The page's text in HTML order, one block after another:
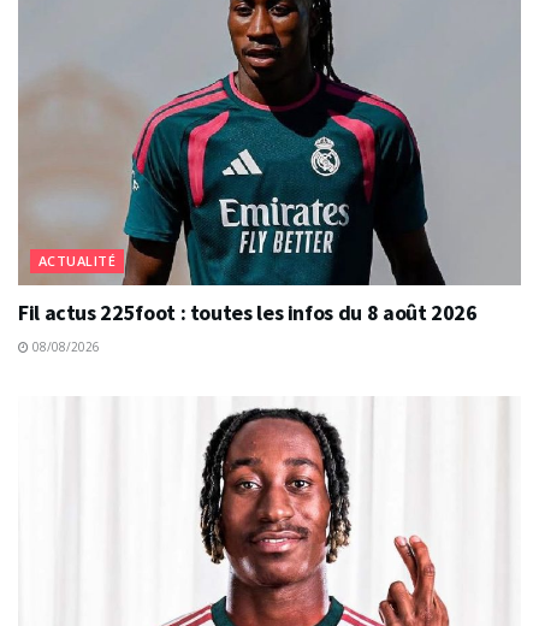
ACTUALITÉ
Fil actus 225foot : toutes les infos du 8 août 2026
08/08/2026